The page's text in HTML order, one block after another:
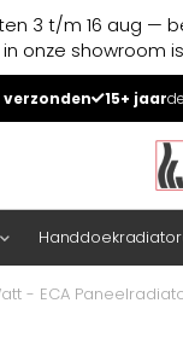
3 t/m 16 aug —
onze showroom
15+ jaar
- ECA